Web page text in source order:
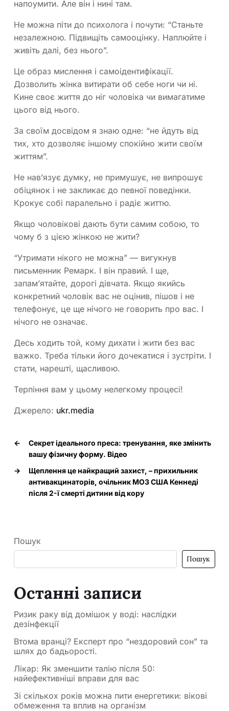
напоумити. Але він і нині там.
Не можна піти до психолога і почути: “Станьте
незалежною. Підвищіть самооцінку. Наплюйте і
живіть далі, без нього”.
Це образ мислення і самоідентифікації.
Дозволить жінка витирати об себе ноги чи ні.
Кине своє життя до ніг чоловіка чи вимагатиме
цього від нього.
За своїм досвідом я знаю одне: “не йдуть від
тих, хто дозволяє іншому спокійно жити своїм
життям”.
Не нав’язує думку, не примушує, не випрошує
обіцянок і не закликає до певної поведінки.
Крокує собі паралельно і радіє життю.
Якщо чоловікові дають бути самим собою, то
чому б з цією жінкою не жити?
“Утримати нікого не можна” — вигукнув
письменник Ремарк. І він правий. І ще,
запам’ятайте, дорогі дівчата. Якщо якийсь
конкретний чоловік вас не оцінив, пішов і не
телефонує, це ще нічого не говорить про вас. І
нічого не означає.
Десь ходить той, кому дихати і жити без вас
важко. Треба тільки його дочекатися і зустріти. І
стати, нарешті, щасливою.
Терпіння вам у цьому нелегкому процесі!
Джерело: ukr.media
←
Секрет ідеального преса: тренування, яке змінить
вашу фізичну форму. Відео
→
Щеплення це найкращий захист, – прихильник
антивакцинаторів, очільник МОЗ США Кеннеді
після 2-ї смерті дитини від кору
Пошук
Пошук
Останні записи
Ризик раку від домішок у воді: наслідки
дезінфекції
Втома вранці? Експерт про “нездоровий сон” та
шлях до бадьорості.
Лікар: Як зменшити талію після 50:
найефективніші вправи для вас
Зі скількох років можна пити енергетики: вікові
обмеження та вплив на організм